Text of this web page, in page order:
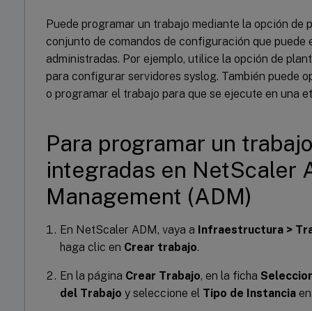
Puede programar un trabajo mediante la opción de
conjunto de comandos de configuración que puede
administradas. Por ejemplo, utilice la opción de
para configurar servidores syslog. También puede
o programar el trabajo para que se ejecute en una
Para programar un
integradas en NetScaler
Management (ADM)
En NetScaler ADM, vaya a Infraestructura >
haga clic en Crear trabajo.
En la página Crear Trabajo, en la ficha
del Trabajo y seleccione el Tipo de Instancia